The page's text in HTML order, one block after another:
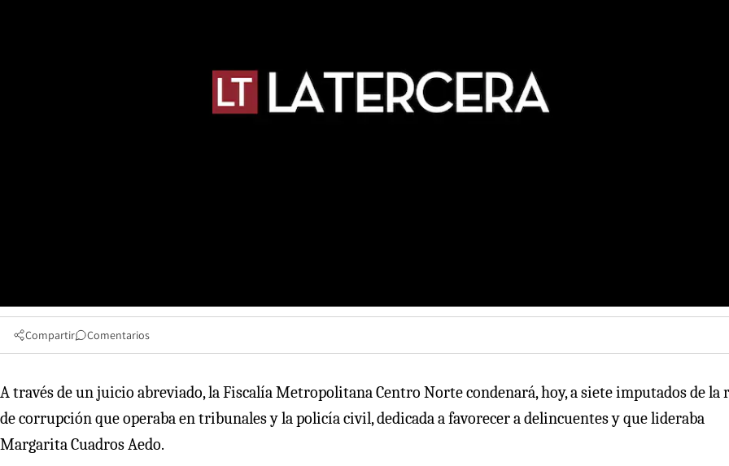
Compartir Comentarios
A través de un juicio abreviado, la Fiscalía Metropolitana Centro Norte condenará, hoy, a siete imputados de la
de corrupción que operaba en tribunales y la policía civil, dedicada a favorecer a delincuentes y que lideraba
Margarita Cuadros Aedo.